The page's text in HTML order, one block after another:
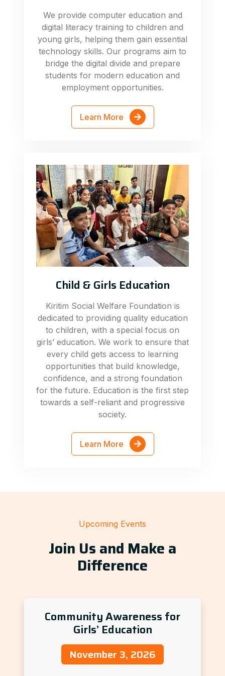
We provide computer education and
digital literacy training to children and
young girls, helping them gain essential
technology skills. Our programs aim to
bridge the digital divide and prepare
students for modern education and
employment opportunities.
Learn More
Child & Girls Education
Kiritim Social Welfare Foundation is
dedicated to providing quality education
to children, with a special focus on
girls’ education. We work to ensure that
every child gets access to learning
opportunities that build knowledge,
confidence, and a strong foundation
for the future. Education is the first step
towards a self-reliant and progressive
society.
Learn More
Upcoming Events
Join Us and Make a
Difference
Community Awareness for
Girls’ Education
November 3, 2026